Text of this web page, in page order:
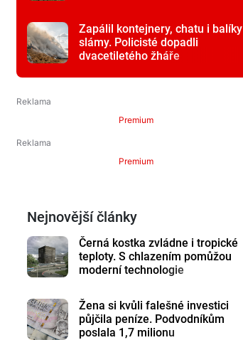
Zapálil kontejnery, chatu i balíky
slámy. Policisté dopadli
dvacetiletého žháře
Premium
Premium
Nejnovější články
Černá kostka zvládne i tropické
teploty. S chlazením pomůžou
moderní technologie
Žena si kvůli falešné investici
půjčila peníze. Podvodníkům
poslala 1,7 milionu